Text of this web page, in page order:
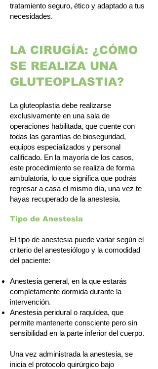
tratamiento seguro, ético y adaptado a tus
necesidades.
LA CIRUGÍA: ¿CÓMO
SE REALIZA UNA
GLUTEOPLASTIA?
La gluteoplastia debe realizarse
exclusivamente en una sala de
operaciones habilitada, que cuente con
todas las garantías de bioseguridad,
equipos especializados y personal
calificado. En la mayoría de los casos,
este procedimiento se realiza de forma
ambulatoria, lo que significa que podrás
regresar a casa el mismo día, una vez te
hayas recuperado de la anestesia.
Tipo de Anestesia
El tipo de anestesia puede variar según el
criterio del anestesiólogo y la comodidad
del paciente:
Anestesia general, en la que estarás
completamente dormida durante la
intervención.
Anestesia peridural o raquídea, que
permite mantenerte consciente pero sin
sensibilidad en la parte inferior del cuerpo.
Una vez administrada la anestesia, se
inicia el protocolo quirúrgico bajo